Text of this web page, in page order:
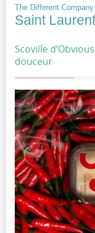
The Different Company
Saint Laurent
Scoville
douceur